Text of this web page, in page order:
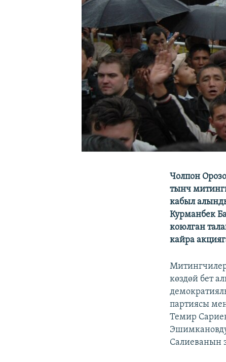
Чолпон
тынч
кабыл
Курманбек
коюлган
кайра
көздөй бет
партиясы
Темир
Салиеванын